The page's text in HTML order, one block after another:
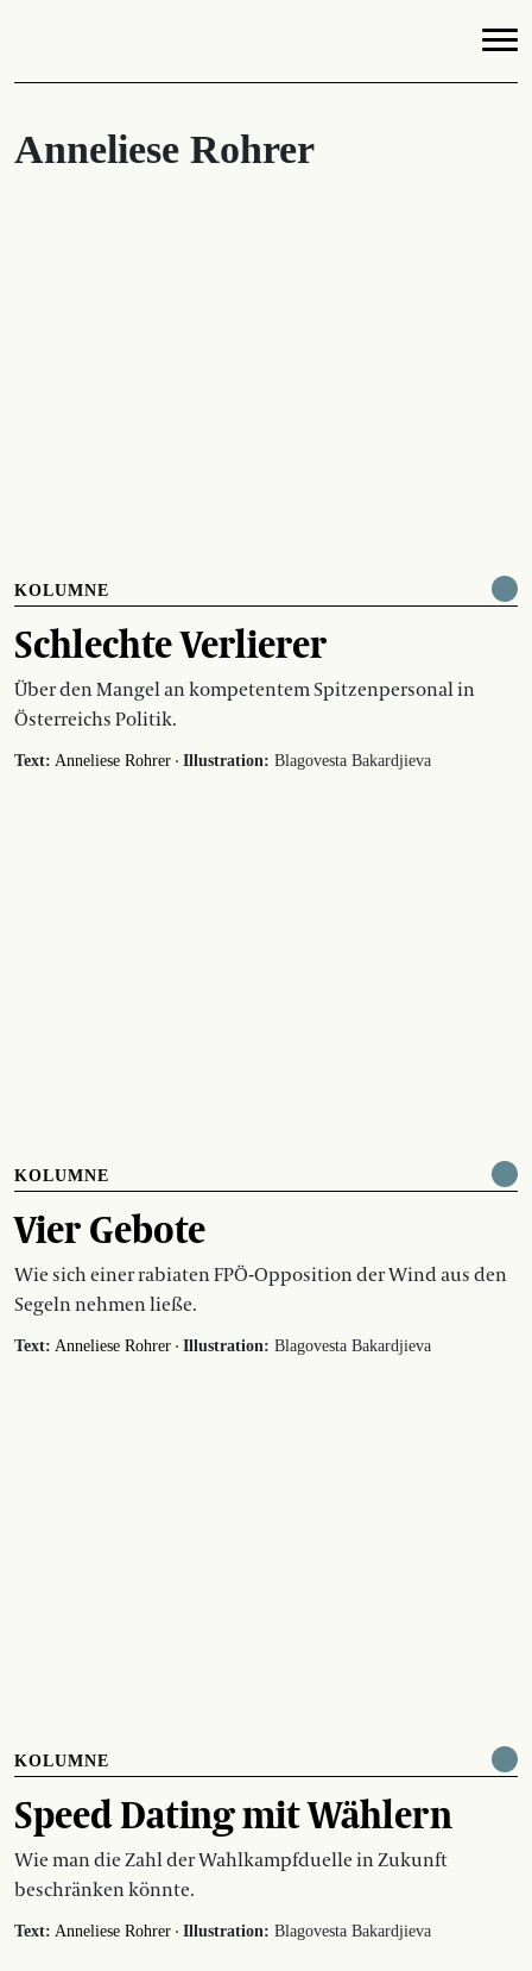
Anneliese Rohrer
KOLUMNE
Schlechte Verlierer
Über den Mangel an kompetentem Spitzenpersonal in
Österreichs Politik.
Text: Anneliese Rohrer · Illustration: Blagovesta Bakardjieva
KOLUMNE
Vier Gebote
Wie sich einer rabiaten FPÖ-Opposition der Wind aus den
Segeln nehmen ließe.
Text: Anneliese Rohrer · Illustration: Blagovesta Bakardjieva
KOLUMNE
Speed Dating mit Wählern
Wie man die Zahl der Wahlkampfduelle in Zukunft
beschränken könnte.
Text: Anneliese Rohrer · Illustration: Blagovesta Bakardjieva